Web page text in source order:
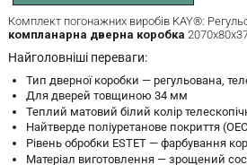
Комплект погонажних виробів KAY®:
компланарна дверна коробка
Найголовніші переваги:
Тип дверної коробки — регульована,
Для дверей товщиною 34 мм
Теплий матовий білий колір
Найтверде поліуретанове покриття
Рівень обробки ESTET — фарбування
Матеріал виготовлення — зрощений